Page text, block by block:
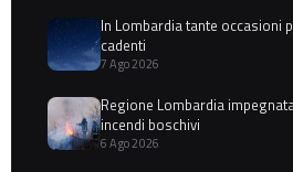
In Lombardia tante occasioni
cadenti
7 Ago 2026
Regione Lombardia
incendi boschivi
6 Ago 2026